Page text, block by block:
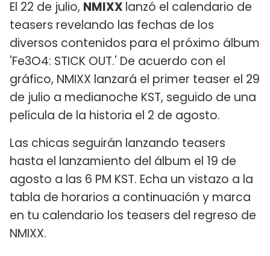
El 22 de julio, NMIXX lanzó el calendario de
teasers revelando las fechas de los
diversos contenidos para el próximo álbum
'Fe3O4: STICK OUT.' De acuerdo con el
gráfico, NMIXX lanzará el primer teaser el 29
de julio a medianoche KST, seguido de una
película de la historia el 2 de agosto.
Las chicas seguirán lanzando teasers
hasta el lanzamiento del álbum el 19 de
agosto a las 6 PM KST. Echa un vistazo a la
tabla de horarios a continuación y marca
en tu calendario los teasers del regreso de
NMIXX.